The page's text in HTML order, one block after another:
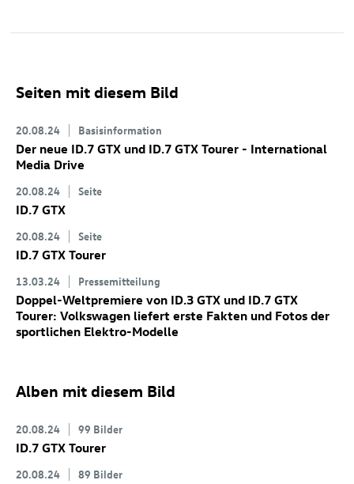
Seiten mit diesem Bild
20.08.24 Basisinformation
Der neue ID.7 GTX und ID.7 GTX Tourer - International
Media Drive
20.08.24 Seite
ID.7 GTX
20.08.24 Seite
ID.7 GTX Tourer
13.03.24 Pressemitteilung
Doppel-Weltpremiere von ID.3 GTX und ID.7 GTX
Tourer: Volkswagen liefert erste Fakten und Fotos der
sportlichen Elektro-Modelle
Alben mit diesem Bild
20.08.24 99 Bilder
ID.7 GTX Tourer
20.08.24 89 Bilder